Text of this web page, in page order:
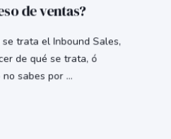
de ventas?
trata el Inbound Sales,
de qué se trata, ó
sabes por ...